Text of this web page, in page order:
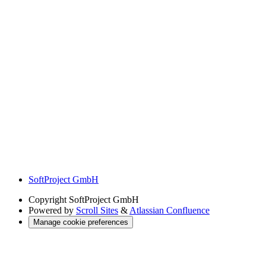
SoftProject GmbH
Copyright SoftProject GmbH
Powered by Scroll Sites & Atlassian Confluence
Manage cookie preferences